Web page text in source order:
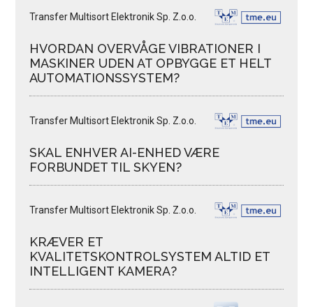
Transfer Multisort Elektronik Sp. Z.o.o.
HVORDAN OVERVÅGE VIBRATIONER I
MASKINER UDEN AT OPBYGGE ET HELT
AUTOMATIONSSYSTEM?
Transfer Multisort Elektronik Sp. Z.o.o.
SKAL ENHVER AI-ENHED VÆRE
FORBUNDET TIL SKYEN?
Transfer Multisort Elektronik Sp. Z.o.o.
KRÆVER ET
KVALITETSKONTROLSYSTEM ALTID ET
INTELLIGENT KAMERA?